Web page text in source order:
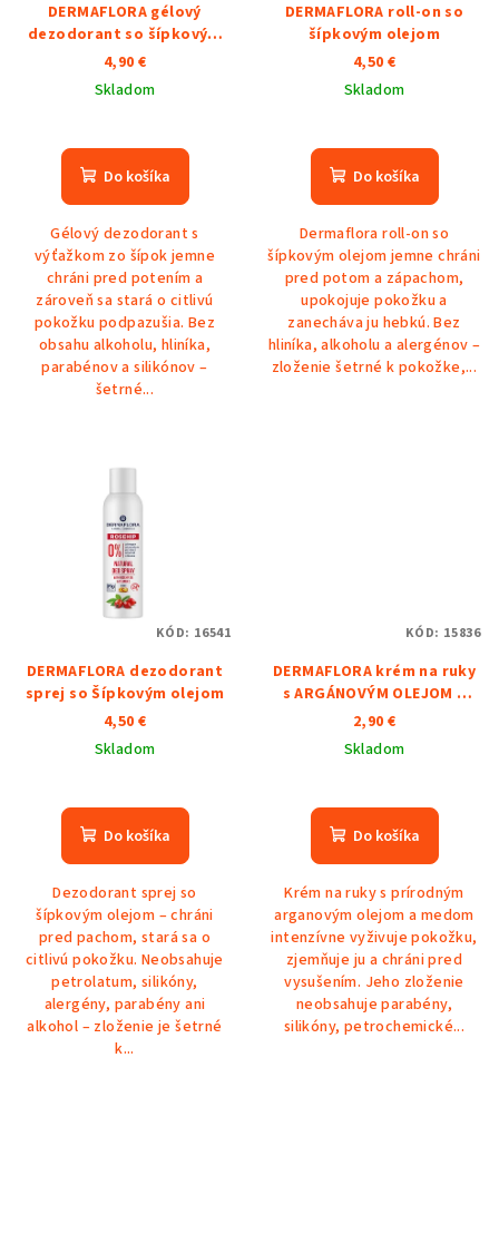
DERMAFLORA gélový
dezodorant so šípkovým
olejom
4,90 €
Skladom
Do košíka
Gélový dezodorant s
výťažkom zo šípok jemne
chráni pred potením a
zároveň sa stará o citlivú
pokožku podpazušia. Bez
obsahu alkoholu, hliníka,
parabénov a silikónov –
šetrné...
DERMAFLORA roll-on so
šípkovým olejom
4,50 €
Skladom
Do košíka
Dermaflora roll-on so
šípkovým olejom jemne chráni
pred potom a zápachom,
upokojuje pokožku a
zanecháva ju hebkú. Bez
hliníka, alkoholu a alergénov –
zloženie šetrné k pokožke,...
DERMAFLORA dezodorant
sprej so Šípkovým olejom
4,50 €
Skladom
Do košíka
Dezodorant sprej so
šípkovým olejom – chráni
pred pachom, stará sa o
citlivú pokožku. Neobsahuje
petrolatum, silikóny,
alergény, parabény ani
alkohol – zloženie je šetrné
k...
KÓD: 16541
DERMAFLORA krém na ruky
s ARGÁNOVÝM OLEJOM a
MEDOM
2,90 €
Skladom
Do košíka
Krém na ruky s prírodným
arganovým olejom a medom
intenzívne vyživuje pokožku,
zjemňuje ju a chráni pred
vysušením. Jeho zloženie
neobsahuje parabény,
silikóny, petrochemické...
KÓD: 15836